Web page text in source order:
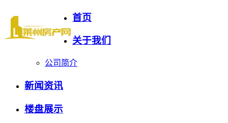
首页
关于我们
公司简介
新闻资讯
楼盘展示